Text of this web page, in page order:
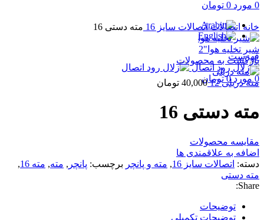
0 مورد 0 تومان
فهرست
0 مورد 0 تومان
خانه اتصالاتاتصالات سایز 16 مته دستی 16
شیر تخلیه هوا"2
بازگشت به محصولات
مته دریلی 12 40,000 تومان
مته دستی 16
مقایسه محصولات
اضافه به علاقمندی ها
دسته: اتصالات سایز 16 , مته و پانچر برچسب: پانچر , مته, مته 16
,
مته دستی
Share:
توضیحات
توضیحات تکمیلی